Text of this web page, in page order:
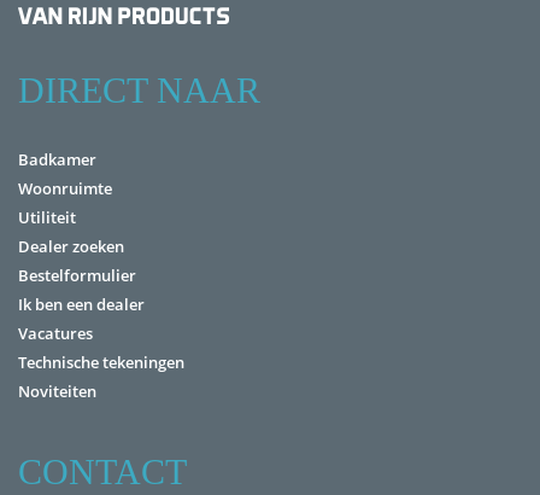
DIRECT NAAR
Badkamer
Woonruimte
Utiliteit
Dealer zoeken
Bestelformulier
Ik ben een dealer
Vacatures
Technische tekeningen
Noviteiten
CONTACT